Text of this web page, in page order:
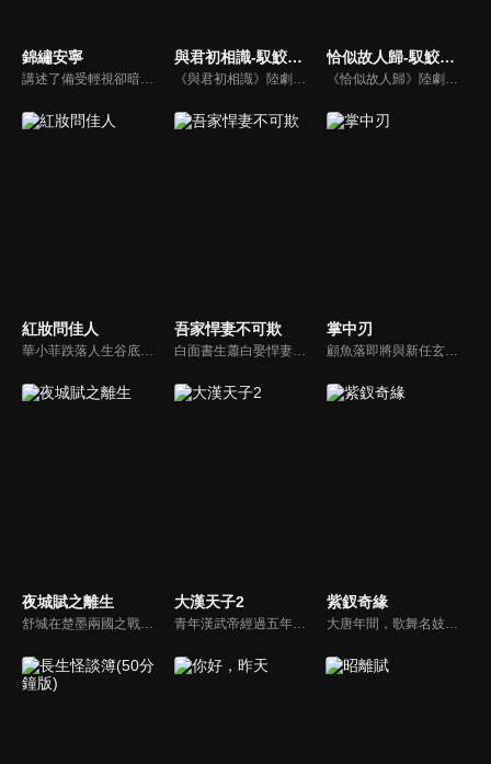
錦繡安寧
講述了備受輕視卻暗藏文韜武略之才的“卑微庶子”羅慎遠與一心尋求獨立的“千金嫡女”羅宜寧從相互利用到相依相偎，攜手經歷波折，最終成功破局、執子之手相伴餘生的故事。
與君初相識-馭鮫記(上)
《與君初相識》陸劇線上看。《馭鮫記》上部。東海鮫人長意（任嘉倫）在海上救了遭遇危險的順德仙姬，善良的長意將其送回時，卻反遭暗算囚禁在萬花谷。萬花谷護法兼御靈師紀雲禾（迪麗熱巴）為了自由決定爭取馴服長意的機會，在馴服過程中產生情愫。二人一仙一妖的愛戀，能否衝破束縛？
恰似故人歸-馭鮫記(下)
《恰似故人歸》陸劇線上看。《馭鮫記》的下部。長意（任嘉倫）將紀雲禾（迪麗熱巴）囚禁在自己身邊。為化解萬花谷與北淵的恩怨，雲禾散盡最後的靈力，用生命救下寒霜發作的所有萬花谷御靈師。仙師與順德仙姬（郭曉婷）為一己私慾，意圖毀滅世間，長意與雲禾共同肩負起責任…
紅妝問佳人
華小菲跌落人生谷底、負債昏迷，夢中穿越繁華都城創業，結識守衛軍首領徐子齊與商會會長房離恨。皇后命徐子齊暗查官商勾結、哄抬物價案，真相直指商會。華小菲憑誠信經營崛起，與徐子齊呈上帳本揭露罪行，惡人伏法，最終成就傳奇女商人並喜結連理。
吾家悍妻不可欺
白面書生蕭白娶悍妻徐三娘，誰知她是失憶女將軍，他是隱姓世子爺。假夫妻變真戰友，組百姓軍抗倭寇，鬥權宦，夫妻聯手揭陰謀，救孤寡，在亂世中為百姓打下一座俠義之城。
掌中刃
顧魚落即將與新任玄機閣閣主顧朝夕成婚之際，顧朝夕遭人暗殺了。為穩定局勢，魚落得找個人來假扮顧朝夕。而太子殷晝為避禍調查潛入顧家，假扮顧朝夕。殷晝人前溫柔繾綣，人後殺伐果斷，卻發現魚落的夫君竟正是當年他失蹤的大哥。各自懷揣秘密的二人從針鋒相對到互生情愫，最終心意相通。
夜城賦之離生 大漢天子2
青年漢武帝經過五年執政，平息後宮勢力、抗拒外患入侵、粉碎政變陰謀，坐穩了皇帝寶座，正是開展雄才大略之時。能臣汲黯受到賞識，並引薦另一位奇才主父偃，漢武帝視其張固再世，委以重任。國力強盛使漢武帝屢屢北伐外族，只是規模巨大的戰爭使漢室逐漸捉襟見肘，諸侯勢力蠢蠢欲動。
紫釵奇緣